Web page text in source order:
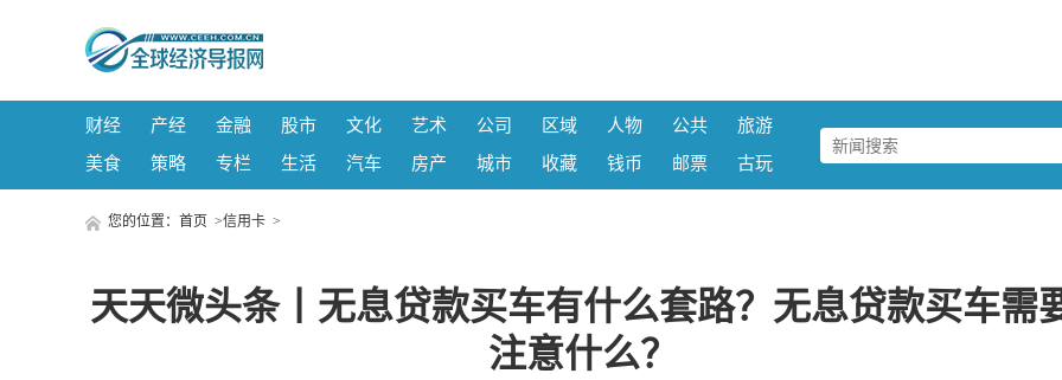
财经 产经 金融 股市 文化 艺术 公司 区域 人物 公共
旅游
美食
策略 专栏 生活 汽车 房产 城市 收藏 钱币 邮票 古玩
您的位置： 首页 >信用卡 >
天天微头条丨无息贷款买车有什么套路？无息贷款买车需
注意什么？